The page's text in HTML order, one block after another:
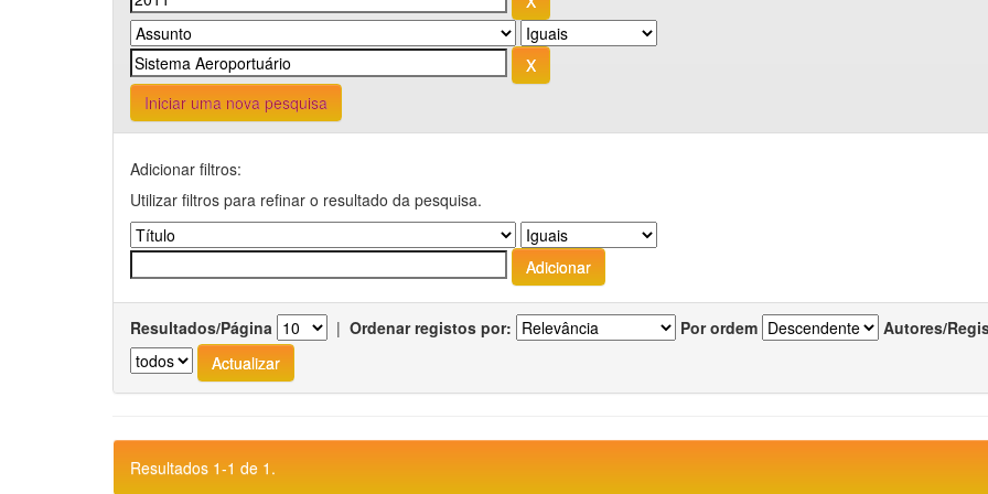
Iniciar uma nova pesquisa
Adicionar filtros:
Utilizar filtros para refinar o resultado da pesquisa.
Resultados/Página | Ordenar registos por: Por ordem Autores/
Resultados 1-1 de 1.